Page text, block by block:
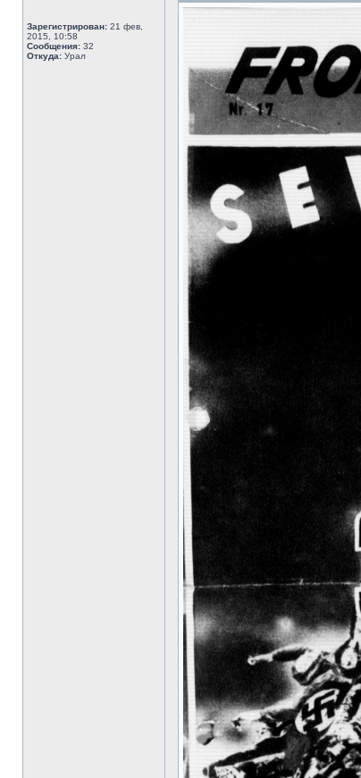
Зарегистрирован: 21 фев,
2015, 10:58
Сообщения: 32
Откуда: Урал